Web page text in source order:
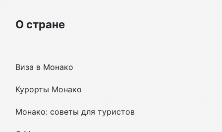
О стране
Виза в Монако
Курорты Монако
Монако: советы для туристов